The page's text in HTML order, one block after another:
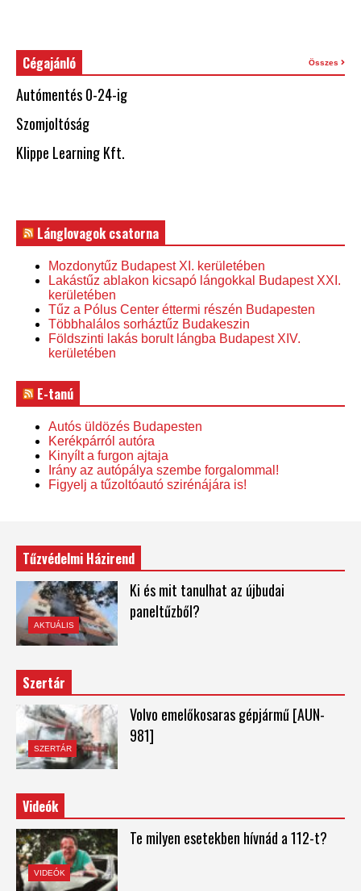
Cégajánló Összes
Autómentés 0-24-ig
Szomjoltóság
Klippe Learning Kft.
Lánglovagok csatorna
Mozdonytűz Budapest XI. kerületében
Lakástűz ablakon kicsapó lángokkal Budapest XXI.
kerületében
Tűz a Pólus Center éttermi részén Budapesten
Többhalálos sorháztűz Budakeszin
Földszinti lakás borult lángba Budapest XIV.
kerületében
E-tanú
Autós üldözés Budapesten
Kerékpárról autóra
Kinyílt a furgon ajtaja
Irány az autópálya szembe forgalommal!
Figyelj a tűzoltóautó szirénájára is!
Tűzvédelmi Házirend
AKTUÁLIS
Ki és mit tanulhat az újbudai
paneltűzből?
Szertár
SZERTÁR
Volvo emelőkosaras gépjármű [AUN-
981]
Videók
VIDEÓK
Te milyen esetekben hívnád a 112-t?